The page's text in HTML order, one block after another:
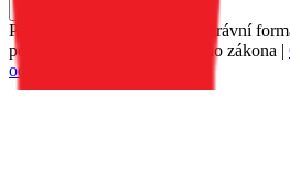
Petr Matyáš, IČ: 00705331, Právní
podnikající dle živnostenského zákona |
ochrana osobních údajů